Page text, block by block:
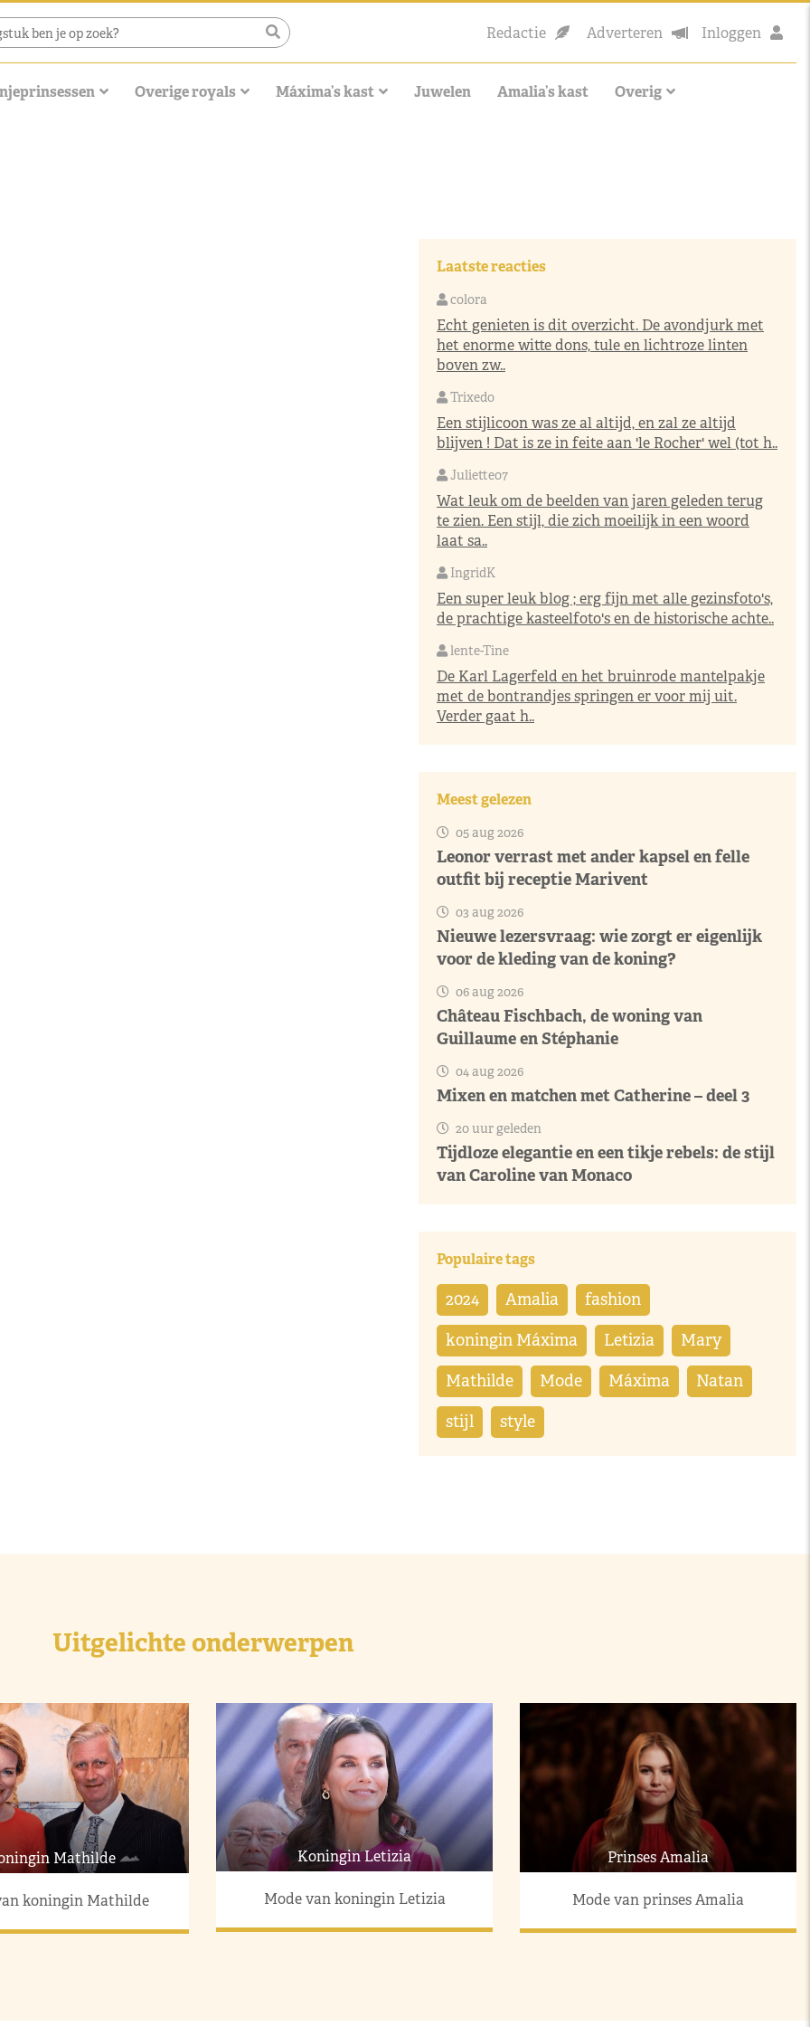
Redactie Adverteren Inloggen
Overige royals Máxima’s kast Juwelen Amalia’s kast Overig
Laatste reacties
colora
Echt genieten is dit overzicht. De avondjurk met
het enorme witte dons, tule en lichtroze linten
boven zw..
Trixedo
Een stijlicoon was ze al altijd, en zal ze altijd
blijven ! Dat is ze in feite aan 'le Rocher' wel (tot h..
Juliette07
Wat leuk om de beelden van jaren geleden terug
te zien. Een stijl, die zich moeilijk in een woord
laat sa..
IngridK
Een super leuk blog ; erg fijn met alle gezinsfoto's,
de prachtige kasteelfoto's en de historische achte..
lente-Tine
De Karl Lagerfeld en het bruinrode mantelpakje
met de bontrandjes springen er voor mij uit.
Verder gaat h..
Meest gelezen
05 aug 2026
Leonor verrast met ander kapsel en felle
outfit bij receptie Marivent
03 aug 2026
Nieuwe lezersvraag: wie zorgt er eigenlijk
voor de kleding van de koning?
06 aug 2026
Château Fischbach, de woning van
Guillaume en Stéphanie
04 aug 2026
Mixen en matchen met Catherine – deel 3
20 uur geleden
Tijdloze elegantie en een tikje rebels: de stijl
van Caroline van Monaco
Populaire tags
2024 Amalia fashion
koningin Máxima Letizia Mary
Mathilde Mode Máxima Natan
stijl style
Uitgelichte onderwerpen
Mathilde
koningin Mathilde
Koningin Letizia
Mode van koningin Letizia
Prinses Amalia
Mode van prinses Amalia